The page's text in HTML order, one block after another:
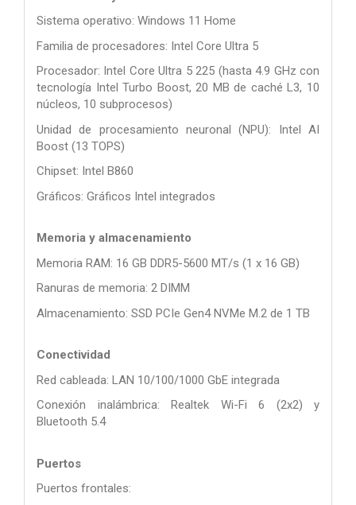
Sistema operativo: Windows 11 Home
Familia de procesadores: Intel Core Ultra 5
Procesador: Intel Core Ultra 5 225 (hasta 4.9 GHz con
tecnología Intel Turbo Boost, 20 MB de caché L3, 10
núcleos, 10 subprocesos)
Unidad de procesamiento neuronal (NPU): Intel AI
Boost (13 TOPS)
Chipset: Intel B860
Gráficos: Gráficos Intel integrados
Memoria y almacenamiento
Memoria RAM: 16 GB DDR5-5600 MT/s (1 x 16 GB)
Ranuras de memoria: 2 DIMM
Almacenamiento: SSD PCIe Gen4 NVMe M.2 de 1 TB
Conectividad
Red cableada: LAN 10/100/1000 GbE integrada
Conexión inalámbrica: Realtek Wi-Fi 6 (2x2) y
Bluetooth 5.4
Puertos
Puertos frontales: